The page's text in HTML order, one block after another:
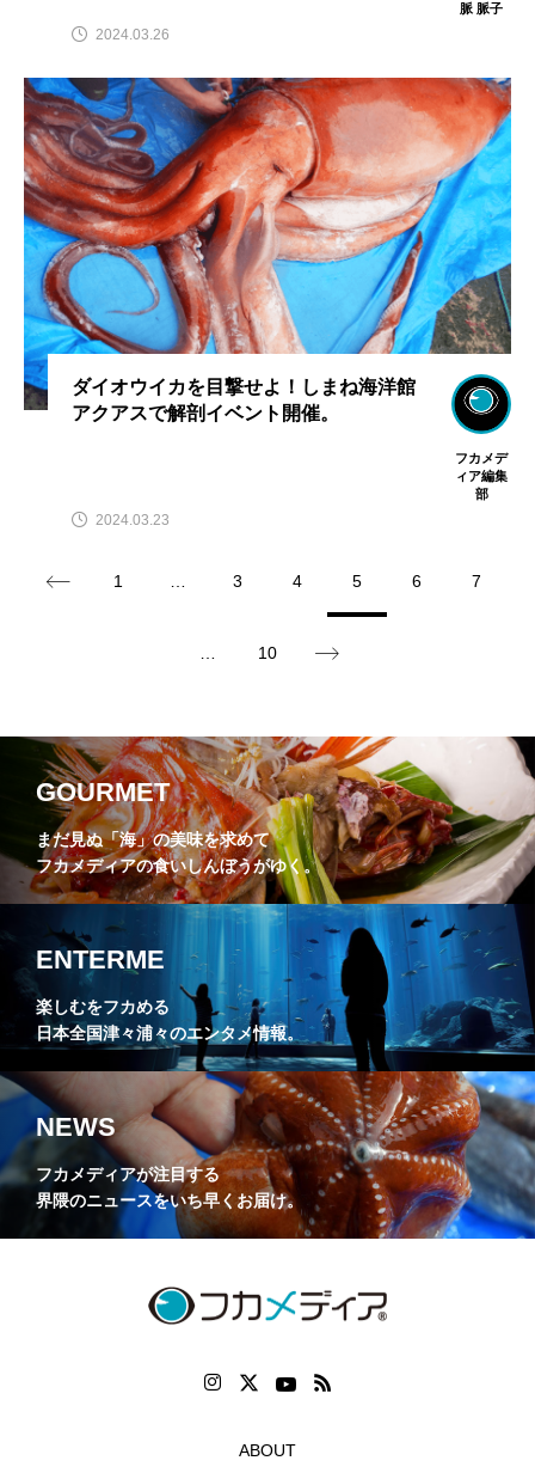
脈 脈子
2024.03.26
ダイオウイカを目撃せよ！しまね海洋館
アクアスで解剖イベント開催。
フカメデ
ィア編集
部
2024.03.23
1 3 4 5 6 7
10
GOURMET
まだ見ぬ「海」の美味を求めて
フカメディアの食いしんぼうがゆく。
ENTERME
楽しむをフカめる
日本全国津々浦々のエンタメ情報。
NEWS
フカメディアが注目する
界隈のニュースをいち早くお届け。
ABOUT